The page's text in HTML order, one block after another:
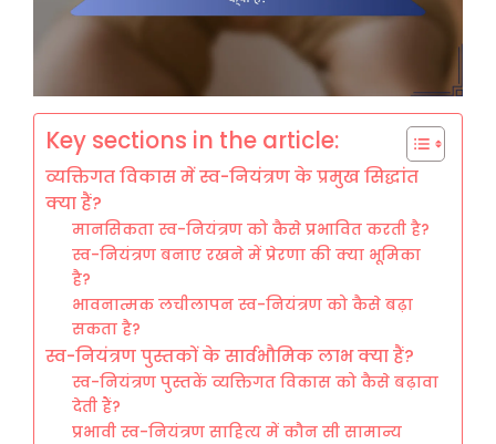
Key sections in the article:
व्यक्तिगत विकास में स्व-नियंत्रण के प्रमुख सिद्धांत
क्या हैं?
मानसिकता स्व-नियंत्रण को कैसे प्रभावित करती है?
स्व-नियंत्रण बनाए रखने में प्रेरणा की क्या भूमिका
है?
भावनात्मक लचीलापन स्व-नियंत्रण को कैसे बढ़ा
सकता है?
स्व-नियंत्रण पुस्तकों के सार्वभौमिक लाभ क्या हैं?
स्व-नियंत्रण पुस्तकें व्यक्तिगत विकास को कैसे बढ़ावा
देती हैं?
प्रभावी स्व-नियंत्रण साहित्य में कौन सी सामान्य